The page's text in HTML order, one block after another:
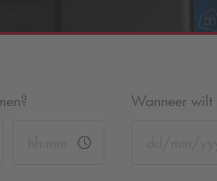
Wanneer wilt